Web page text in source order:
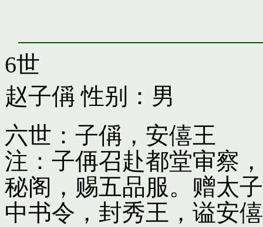
6世
赵子偁 性别：男
六世：子偁，安僖王
注：子侢召赴都堂审察
秘阁，赐五品服。赠太
中书令，封秀王，谥安